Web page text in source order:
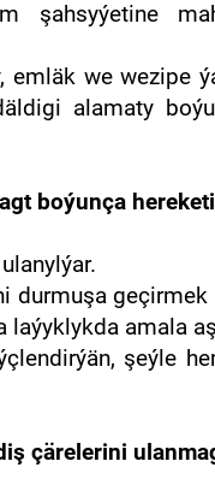
şahsyýetine
we wezipe
alamaty
boýunça hereketi
durmuşa
laýyklykda amala
şeýle
çärelerini